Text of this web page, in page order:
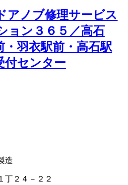
アノブ修理サービス
ョン３６５／高石
・羽衣駅前・高石駅
付センター
造
丁２４－２２